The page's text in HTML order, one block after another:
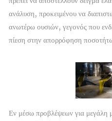
ανάλυση, προκειμένου να
ανωτέρω ουσιών, γεγονός που
πίεση στην απορρόφηση
Εν μέσω προβλέψεων για μεγάλη